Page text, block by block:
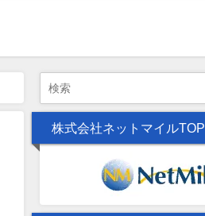
株式会社ネットマイルTOP